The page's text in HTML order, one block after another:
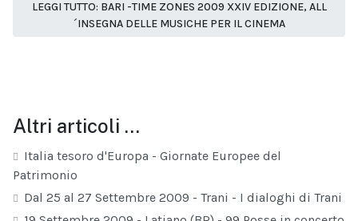
LEGGI TUTTO: BARI -TIME ZONES 2009 XXIV EDIZIONE, ALL
´INSEGNA DELLE MUSICHE PER IL CINEMA
Altri articoli …
Italia tesoro d'Europa - Giornate Europee del
Patrimonio
Dal 25 al 27 Settembre 2009 - Trani - I dialoghi di Trani